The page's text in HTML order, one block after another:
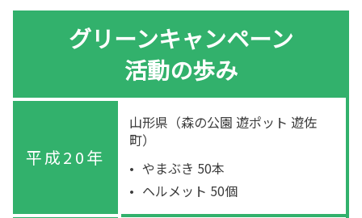
グリーンキャンペーン
活動の歩み
平成20年
山形県（森の公園 遊ポット 遊佐
町）
やまぶき 50本
ヘルメット 50個